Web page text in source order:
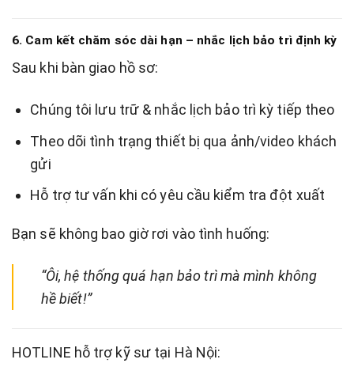
6. Cam kết chăm sóc dài hạn – nhắc lịch bảo trì định kỳ
Sau khi bàn giao hồ sơ:
Chúng tôi lưu trữ & nhắc lịch bảo trì kỳ tiếp theo
Theo dõi tình trạng thiết bị qua ảnh/video khách
gửi
Hỗ trợ tư vấn khi có yêu cầu kiểm tra đột xuất
Bạn sẽ không bao giờ rơi vào tình huống:
“Ôi, hệ thống quá hạn bảo trì mà mình không
hề biết!”
HOTLINE hỗ trợ kỹ sư tại Hà Nội: